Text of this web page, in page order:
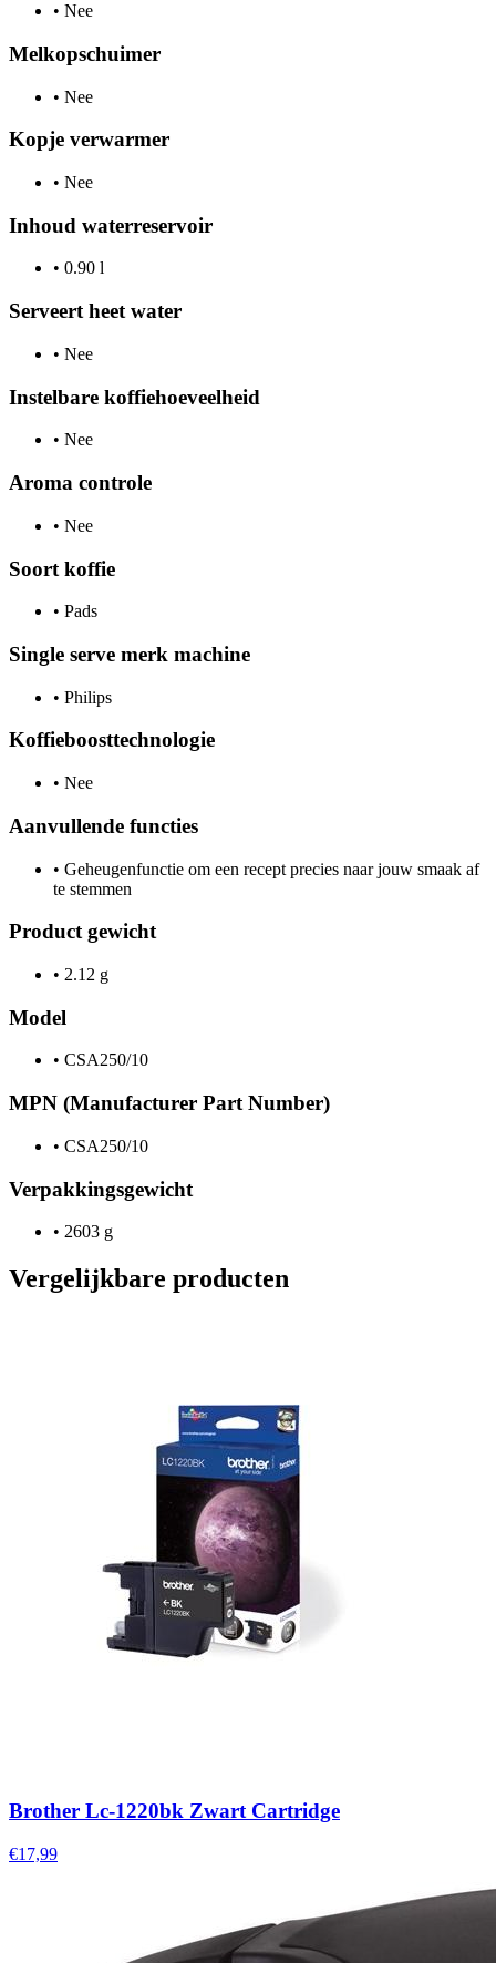
• Nee
Melkopschuimer
• Nee
Kopje verwarmer
• Nee
Inhoud waterreservoir
• 0.90 l
Serveert heet water
• Nee
Instelbare koffiehoeveelheid
• Nee
Aroma controle
• Nee
Soort koffie
• Pads
Single serve merk machine
• Philips
Koffieboosttechnologie
• Nee
Aanvullende functies
• Geheugenfunctie om een recept precies naar jouw smaak af
te stemmen
Product gewicht
• 2.12 g
Model
• CSA250/10
MPN (Manufacturer Part Number)
• CSA250/10
Verpakkingsgewicht
• 2603 g
Vergelijkbare producten
Brother Lc-1220bk Zwart Cartridge
€17,99